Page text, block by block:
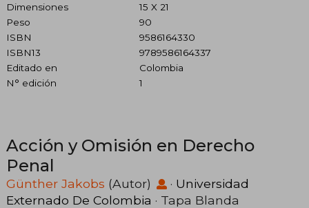
Dimensiones
15 X 21
Peso
90
ISBN
9586164330
ISBN13
9789586164337
Editado en
Colombia
N° edición
1
Acción y Omisión en Derecho
Penal
Günther Jakobs (Autor) · Universidad
Externado De Colombia · Tapa Blanda